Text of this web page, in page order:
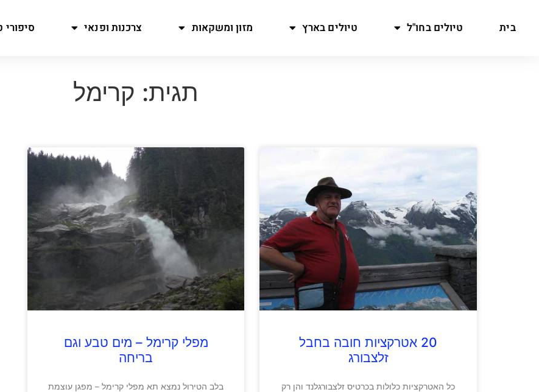
בית טיולים בחו"ל טיולים בארץ מזון ומשקאות צרכנות ופנאי סיפורי
תגית: קרימל
20 אטרקציות חובה בחבל
זלצבורג
כל האטרקציות כלולות בכרטיס זלצבורגלנד והן רק
מפלי קרימל – מים טבע וגם
בריחה
בלב הטירול נמצא תא מפלי קרימל – מפגן עוצמת